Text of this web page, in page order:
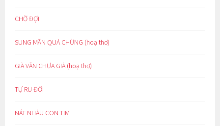
CHỜ ĐỢI
SUNG MÃN QUÁ CHỪNG (hoạ thơ)
GIÀ VẪN CHƯA GIÀ (hoạ thơ)
TỰ RU ĐỜI
NÁT NHÀU CON TIM